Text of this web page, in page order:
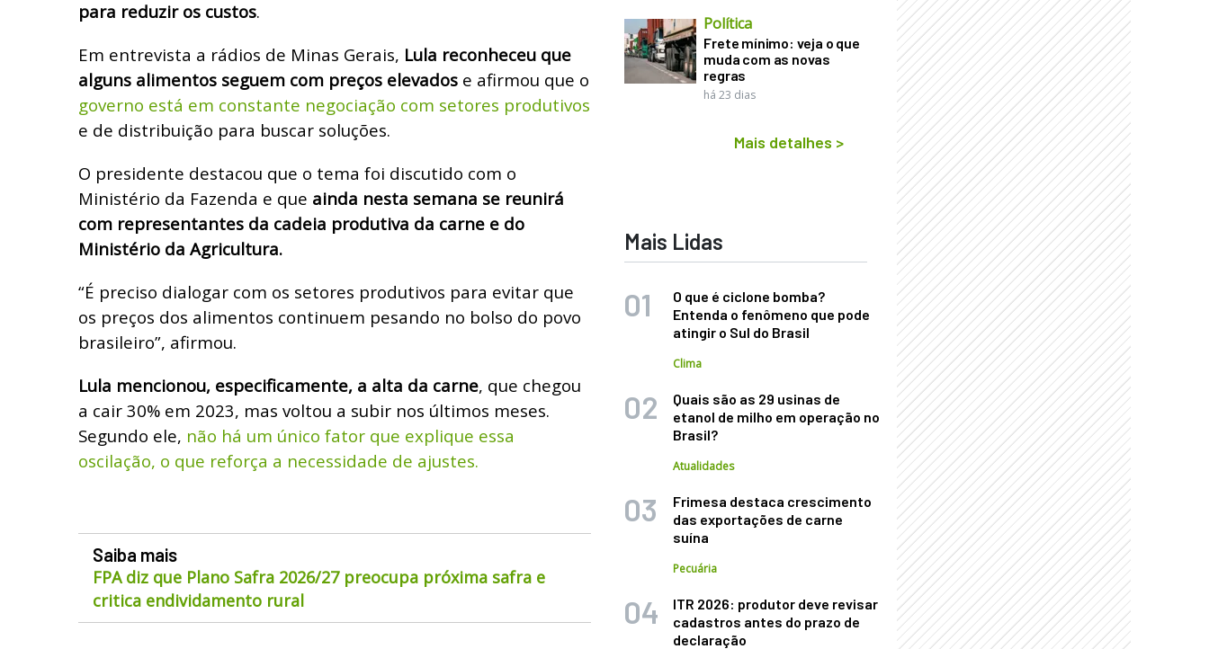
para reduzir os custos.
Em entrevista a rádios de Minas Gerais, Lula reconheceu que
alguns alimentos seguem com preços elevados e afirmou que o
governo está em constante negociação com setores produtivos
e de distribuição para buscar soluções.
O presidente destacou que o tema foi discutido com o
Ministério da Fazenda e que ainda nesta semana se reunirá
com representantes da cadeia produtiva da carne e do
Ministério da Agricultura.
“É preciso dialogar com os setores produtivos para evitar que
os preços dos alimentos continuem pesando no bolso do povo
brasileiro”, afirmou.
Lula mencionou, especificamente, a alta da carne, que chegou
a cair 30% em 2023, mas voltou a subir nos últimos meses.
Segundo ele, não há um único fator que explique essa
oscilação, o que reforça a necessidade de ajustes.
Saiba mais
FPA diz que Plano Safra 2026/27 preocupa próxima safra e
critica endividamento rural
Política
Frete mínimo: veja o que
muda com as novas
regras
há 23 dias
Mais detalhes >
Mais Lidas
O que é ciclone bomba?
Entenda o fenômeno que pode
atingir o Sul do Brasil
Clima
Quais são as 29 usinas de
etanol de milho em operação no
Brasil?
Atualidades
Frimesa destaca crescimento
das exportações de carne
suína
Pecuária
ITR 2026: produtor deve revisar
cadastros antes do prazo de
declaração